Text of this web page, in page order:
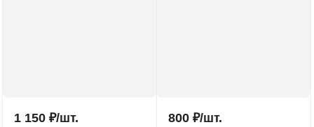
1 150 ₽/шт. 800 ₽/шт.